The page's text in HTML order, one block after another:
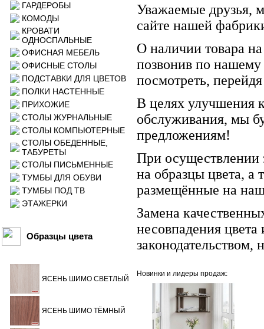
ГАРДЕРОБЫ
КОМОДЫ
КРОВАТИ
ОДНОСПАЛЬНЫЕ
ОФИСНАЯ МЕБЕЛЬ
ОФИСНЫЕ СТОЛЫ
ПОДСТАВКИ ДЛЯ ЦВЕТОВ
ПОЛКИ НАСТЕННЫЕ
ПРИХОЖИЕ
СТОЛЫ ЖУРНАЛЬНЫЕ
СТОЛЫ КОМПЬЮТЕРНЫЕ
СТОЛЫ ОБЕДЕННЫЕ,
ТАБУРЕТЫ
СТОЛЫ ПИСЬМЕННЫЕ
ТУМБЫ ДЛЯ ОБУВИ
ТУМБЫ ПОД ТВ
ЭТАЖЕРКИ
Образцы цвета
ЯСЕНЬ ШИМО СВЕТЛЫЙ
ЯСЕНЬ ШИМО ТЁМНЫЙ
Уважаемые друзья,
сайте нашей
О наличии товара
позвонив по
посмотреть,
В целях улучшения
обслуживания, мы
предложениям!
При осуществлении
на образцы цвета, а
размещённые на
Замена
несовпадения цвета
законодательством,
Новинки и лидеры продаж: